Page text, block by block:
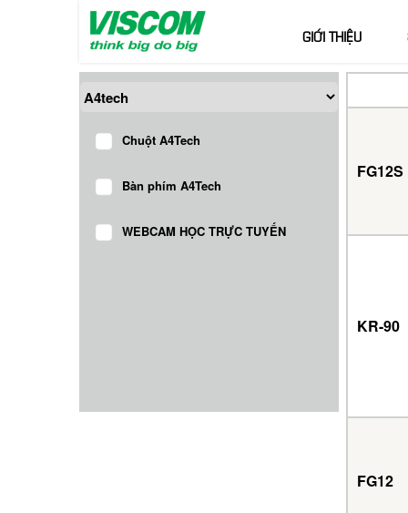
GIỚI THIỆU
Chuột A4Tech
Bàn phím A4Tech
WEBCAM HỌC TRỰC TUYẾN
FG12S
KR-90
FG12